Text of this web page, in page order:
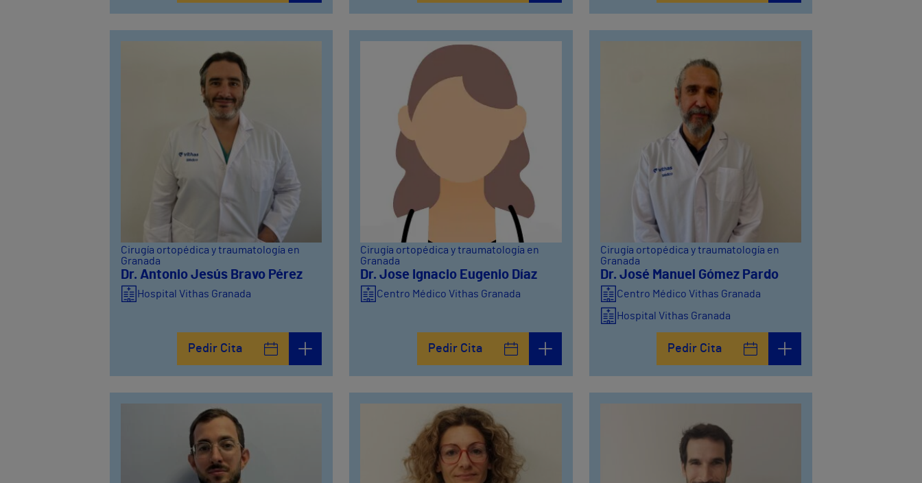
Cirugía ortopédica y traumatología en
Granada
Dr. Antonio Jesús Bravo Pérez
Hospital Vithas Granada
Pedir Cita
Cirugía ortopédica y traumatología en
Granada
Dr. Jose Ignacio Eugenio Díaz
Centro Médico Vithas Granada
Pedir Cita
Cirugía ortopédica y traumatología en
Granada
Dr. José Manuel Gómez Pardo
Centro Médico Vithas Granada
Hospital Vithas Granada
Pedir Cita